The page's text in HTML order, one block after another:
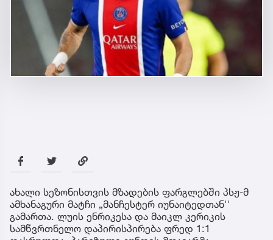
ახალი სეზონისთვის მზადების ფარგლებში პსჟ-მ
ამხანაგური მატჩი „მანჩესტერ იუნაიტედთან''
გამართა. ლუის ენრიკესა და მაიკლ კერიკის
სამწვრთნელო დაპირისპირება ფრედ 1:1